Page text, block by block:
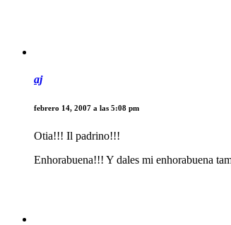
aj
febrero 14, 2007 a las 5:08 pm
Otia!!! Il padrino!!!
Enhorabuena!!! Y dales mi enhorabuena